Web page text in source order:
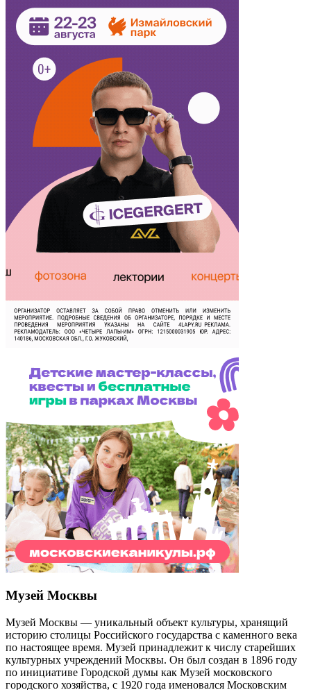
Музей Москвы
Музей Москвы — уникальный объект культуры, хранящий
историю столицы Российского государства с каменного века
по настоящее время. Музей принадлежит к числу старейших
культурных учреждений Москвы. Он был создан в 1896 году
по инициативе Городской думы как Музей московского
городского хозяйства, с 1920 года именовался Московским